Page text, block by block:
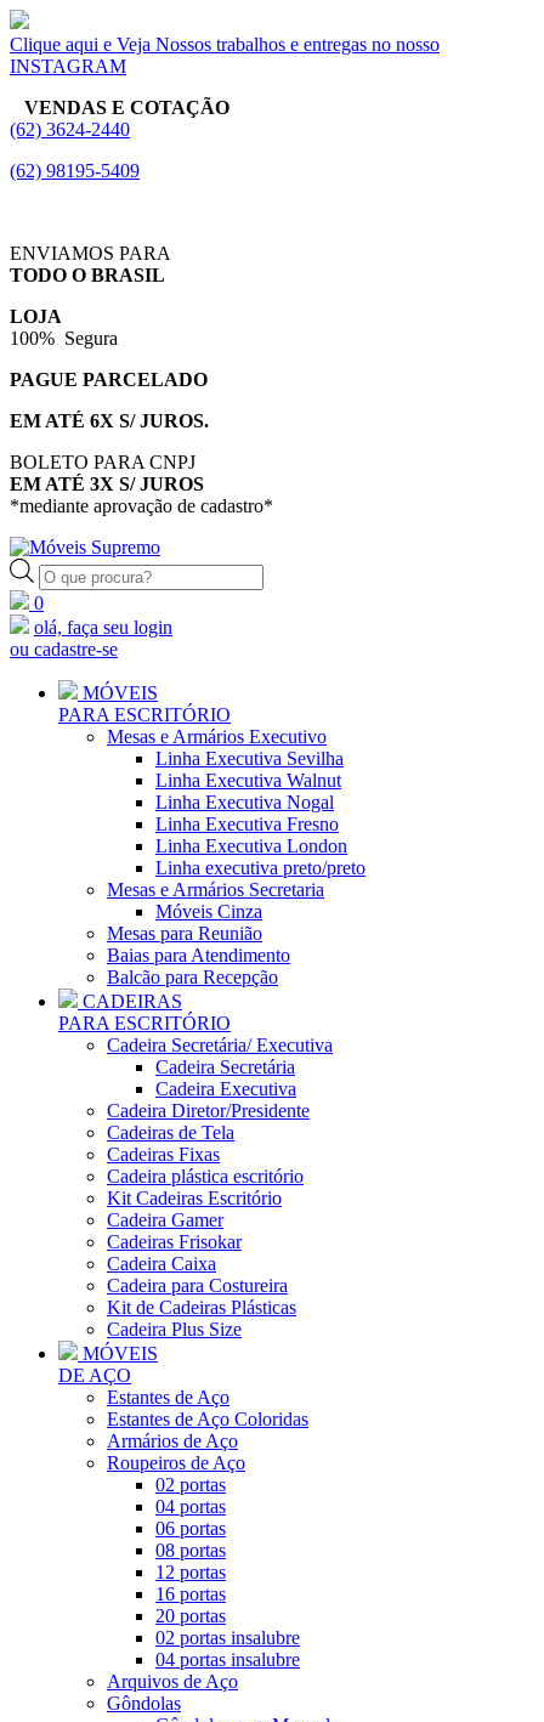
Clique aqui e Veja Nossos trabalhos e entregas no nosso
INSTAGRAM
VENDAS E COTAÇÃO
(62) 3624-2440
(62) 98195-5409
ENVIAMOS PARA
TODO O BRASIL
LOJA
100% Segura
PAGUE PARCELADO
EM ATÉ 6X S/ JUROS.
BOLETO PARA CNPJ
EM ATÉ 3X S/ JUROS
*mediante aprovação de cadastro*
Pesquisar
produtos
0
olá, faça seu login
ou cadastre-se
MÓVEIS
PARA ESCRITÓRIO
Mesas e Armários Executivo
Linha Executiva Sevilha
Linha Executiva Walnut
Linha Executiva Nogal
Linha Executiva Fresno
Linha Executiva London
Linha executiva preto/preto
Mesas e Armários Secretaria
Móveis Cinza
Mesas para Reunião
Baias para Atendimento
Balcão para Recepção
CADEIRAS
PARA ESCRITÓRIO
Cadeira Secretária/ Executiva
Cadeira Secretária
Cadeira Executiva
Cadeira Diretor/Presidente
Cadeiras de Tela
Cadeiras Fixas
Cadeira plástica escritório
Kit Cadeiras Escritório
Cadeira Gamer
Cadeiras Frisokar
Cadeira Caixa
Cadeira para Costureira
Kit de Cadeiras Plásticas
Cadeira Plus Size
MÓVEIS
DE AÇO
Estantes de Aço
Estantes de Aço Coloridas
Armários de Aço
Roupeiros de Aço
02 portas
04 portas
06 portas
08 portas
12 portas
16 portas
20 portas
02 portas insalubre
04 portas insalubre
Arquivos de Aço
Gôndolas